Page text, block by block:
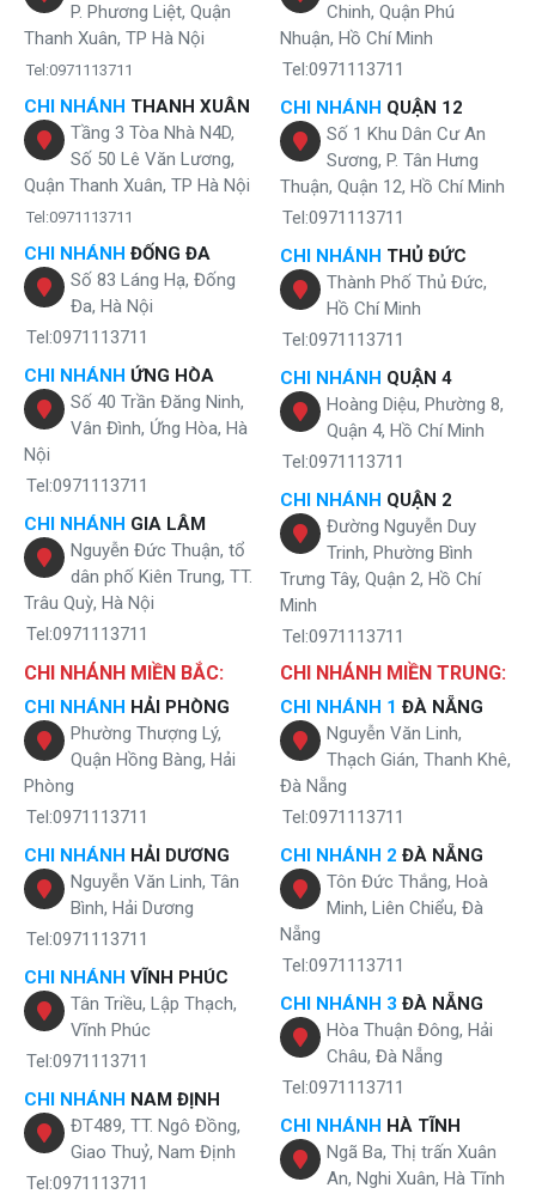
P. Phương Liệt, Quận
Thanh Xuân, TP Hà Nội
Tel:0971113711
CHI NHÁNH THANH XUÂN
Tầng 3 Tòa Nhà N4D,
Số 50 Lê Văn Lương,
Quận Thanh Xuân, TP Hà Nội
Tel:0971113711
CHI NHÁNH ĐỐNG ĐA
Số 83 Láng Hạ, Đống
Đa, Hà Nội
Tel:0971113711
CHI NHÁNH ỨNG HÒA
Số 40 Trần Đăng Ninh,
Vân Đình, Ứng Hòa, Hà
Nội
Tel:0971113711
CHI NHÁNH GIA LÂM
Nguyễn Đức Thuận, tổ
dân phố Kiên Trung, TT.
Trâu Quỳ, Hà Nội
Tel:0971113711
Chinh, Quận Phú
Nhuận, Hồ Chí Minh
Tel:0971113711
CHI NHÁNH QUẬN 12
Số 1 Khu Dân Cư An
Sương, P. Tân Hưng
Thuận, Quận 12, Hồ Chí Minh
Tel:0971113711
CHI NHÁNH THỦ ĐỨC
Thành Phố Thủ Đức,
Hồ Chí Minh
Tel:0971113711
CHI NHÁNH QUẬN 4
Hoàng Diệu, Phường 8,
Quận 4, Hồ Chí Minh
Tel:0971113711
CHI NHÁNH QUẬN 2
Đường Nguyễn Duy
Trinh, Phường Bình
Trưng Tây, Quận 2, Hồ Chí
Minh
Tel:0971113711
CHI NHÁNH MIỀN BẮC:
CHI NHÁNH HẢI PHÒNG
Phường Thượng Lý,
Quận Hồng Bàng, Hải
Phòng
Tel:0971113711
CHI NHÁNH HẢI DƯƠNG
Nguyễn Văn Linh, Tân
Bình, Hải Dương
Tel:0971113711
CHI NHÁNH VĨNH PHÚC
Tân Triều, Lập Thạch,
Vĩnh Phúc
Tel:0971113711
CHI NHÁNH NAM ĐỊNH
ĐT489, TT. Ngô Đồng,
Giao Thuỷ, Nam Định
Tel:0971113711
CHI NHÁNH MIỀN TRUNG:
CHI NHÁNH 1 ĐÀ NẴNG
Nguyễn Văn Linh,
Thạch Gián, Thanh Khê,
Đà Nẵng
Tel:0971113711
CHI NHÁNH 2 ĐÀ NẴNG
Tôn Đức Thắng, Hoà
Minh, Liên Chiểu, Đà
Nẵng
Tel:0971113711
CHI NHÁNH 3 ĐÀ NẴNG
Hòa Thuận Đông, Hải
Châu, Đà Nẵng
Tel:0971113711
CHI NHÁNH HÀ TĨNH
Ngã Ba, Thị trấn Xuân
An, Nghi Xuân, Hà Tĩnh